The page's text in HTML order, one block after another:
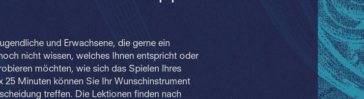
und Erwachsene, die gerne ein
nicht wissen, welches Ihnen entspricht oder
möchten, wie sich das Spielen Ihres
25 Minuten können Sie Ihr Wunschinstrument
treffen. Die Lektionen finden nach